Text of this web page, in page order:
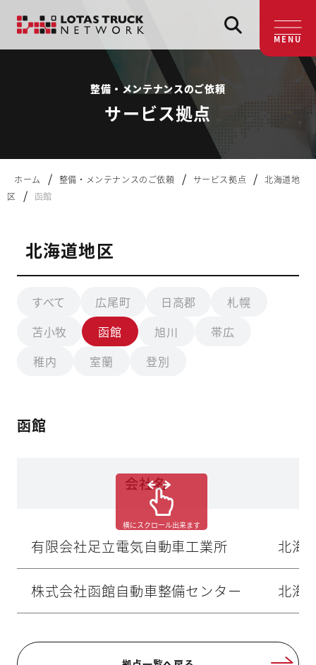
MENU
整備・メンテナンスのご依頼
サービス拠点
ホーム / 整備・メンテナンスのご依頼 / サービス拠点 /
北海道地
区
/ 函館
北海道地区
すべて 広尾町 日高郡
札幌
苫小牧
函館 旭川
帯広
稚内
室蘭 登別
函館
会社名
有限会社足立電気自動車工業所 北海
株式会社函館自動車整備センター 北海
横にスクロール出来ます